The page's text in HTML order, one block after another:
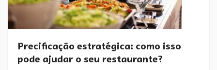
Precificação estratégica: como isso
pode ajudar o seu restaurante?